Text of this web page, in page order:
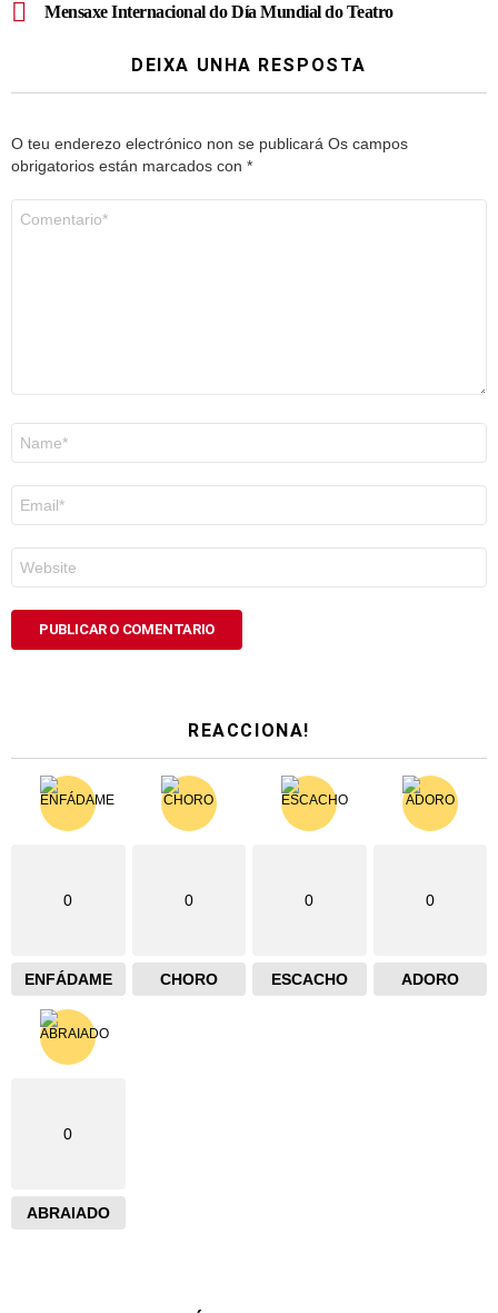
Mensaxe Internacional do Día Mundial do Teatro
DEIXA UNHA RESPOSTA
O teu enderezo electrónico non se publicará Os campos
obrigatorios están marcados con *
electrónico
*
REACCIONA!
0
ENFÁDAME
0
CHORO
0
ESCACHO
0
ADORO
0
ABRAIADO